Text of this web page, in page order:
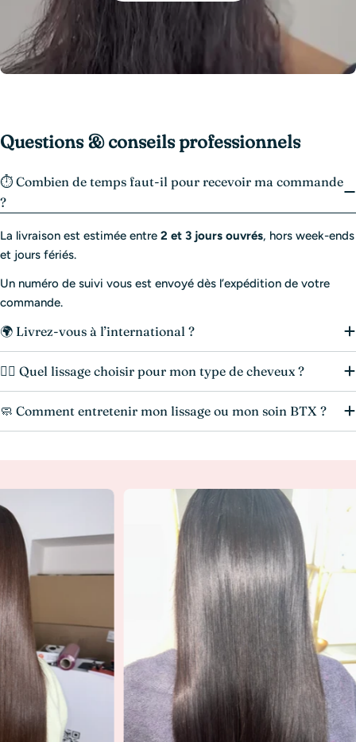
Questions & conseils professionnels
⏱️ Combien de temps faut-il pour recevoir ma commande
?
La livraison est estimée entre 2 et 3 jours ouvrés, hors week-ends
et jours fériés.
Un numéro de suivi vous est envoyé dès l’expédition de votre
commande.
🌍 Livrez-vous à l’international ?
💆‍♀️ Quel lissage choisir pour mon type de cheveux ?
🧼 Comment entretenir mon lissage ou mon soin BTX ?